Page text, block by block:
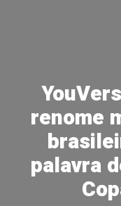
renome
palavra